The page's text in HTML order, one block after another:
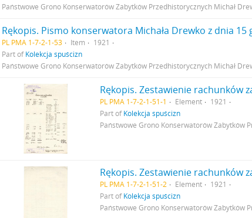
Państwowe Grono Konserwatorów Zabytków Przedhistorycznych Michał
PL PMA 1-7-2-1-53 Item
1921
Part ofKolekcja spuścizn
Państwowe Grono Konserwatorów Zabytków Przedhistorycznych Michał
PL PMA 1-7-2-1-51-1 Element
1921
Part ofKolekcja spuścizn
Państwowe Grono Konserwatorów Zabytków
PL PMA 1-7-2-1-51-2 Element
1921
Part ofKolekcja spuścizn
Państwowe Grono Konserwatorów Zabytków